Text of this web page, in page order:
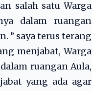
salah satu Warga
dalam ruangan
” saya terus terang
menjabat, Warga
ruangan Aula,
yang ada agar